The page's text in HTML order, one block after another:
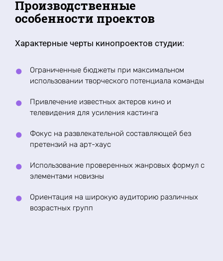
Производственные
особенности проектов
Характерные черты кинопроектов студии:
Ограниченные бюджеты при максимальном
использовании творческого потенциала команды
Привлечение известных актеров кино и
телевидения для усиления кастинга
Фокус на развлекательной составляющей без
претензий на арт-хаус
Использование проверенных жанровых формул с
элементами новизны
Ориентация на широкую аудиторию различных
возрастных групп